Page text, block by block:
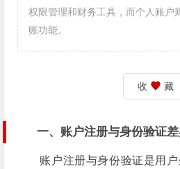
权限管理和财务工具，而个人账户
账功能。
收 藏
一、账户注册与身份验证
账户注册与身份验证是用